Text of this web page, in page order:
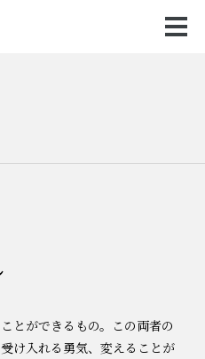
とができるもの。この両者の
け入れる勇気、変えることが